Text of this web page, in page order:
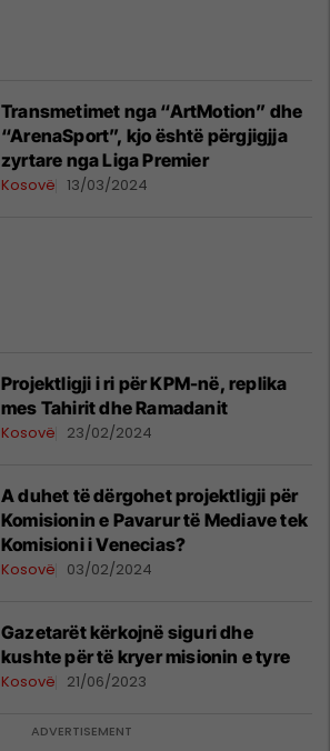
Transmetimet nga “ArtMotion” dhe
“ArenaSport”, kjo është përgjigjja
zyrtare nga Liga Premier
Kosovë 13/03/2024
Projektligji i ri për KPM-në, replika
mes Tahirit dhe Ramadanit
Kosovë 23/02/2024
A duhet të dërgohet projektligji për
Komisionin e Pavarur të Mediave tek
Komisioni i Venecias?
Kosovë 03/02/2024
Gazetarët kërkojnë siguri dhe
kushte për të kryer misionin e tyre
Kosovë 21/06/2023